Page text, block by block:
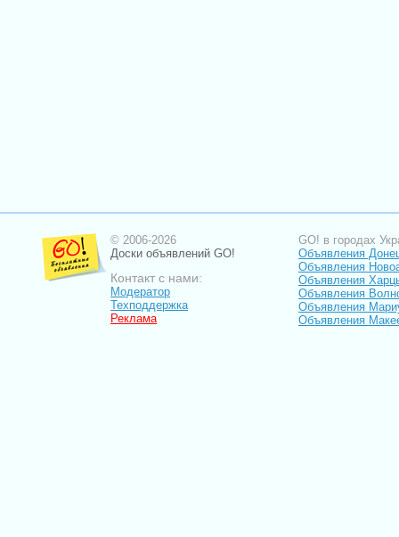
© 2006-2026
Доски объявлений GO!
Контакт с нами:
Модератор
Техподдержка
Реклама
GO! в городах
Объявления
Объявления
Объявления
Объявления
Объявления
Объявления